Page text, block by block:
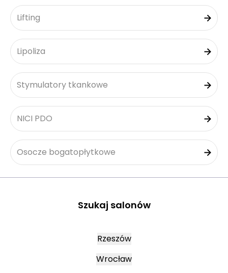
Lifting
Lipoliza
Stymulatory tkankowe
NICI PDO
Osocze bogatopłytkowe
Szukaj salonów
Rzeszów
Wrocław